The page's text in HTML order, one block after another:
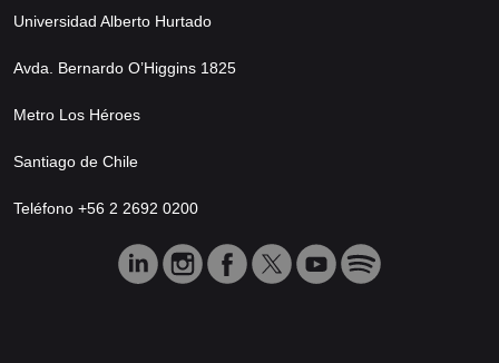
Universidad Alberto Hurtado
Avda. Bernardo O’Higgins 1825
Metro Los Héroes
Santiago de Chile
Teléfono +56 2 2692 0200